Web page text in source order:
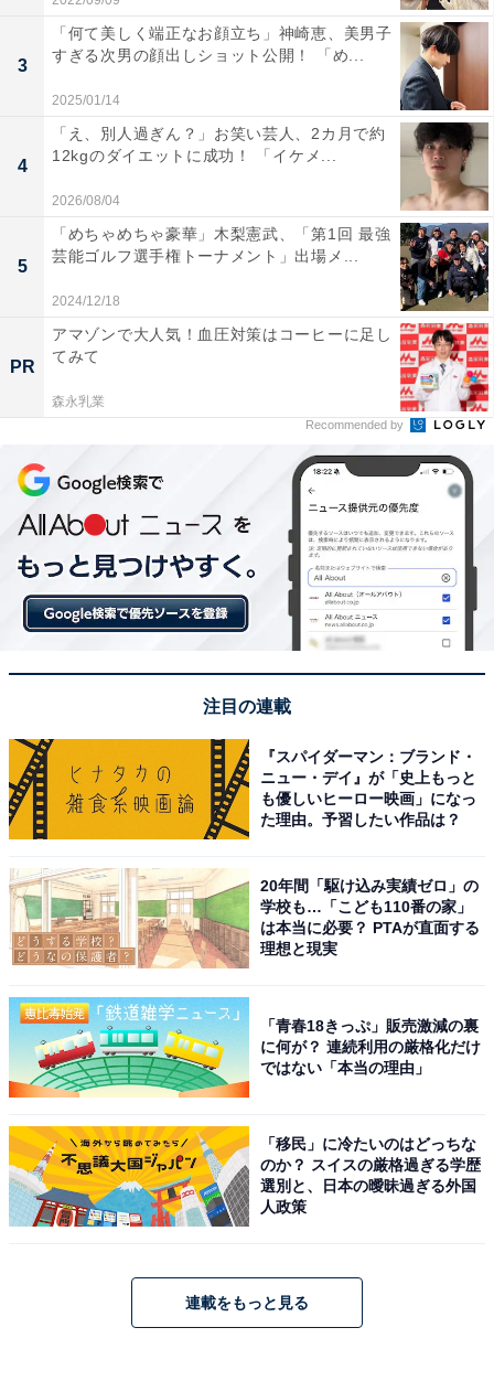
3
「何て美しく端正なお顔立ち」神崎恵、美男子
すぎる次男の顔出しショット公開！ 「め...
2025/01/14
4
「え、別人過ぎん？」お笑い芸人、2カ月で約
12kgのダイエットに成功！ 「イケメ...
2026/08/04
5
「めちゃめちゃ豪華」木梨憲武、「第1回 最強
芸能ゴルフ選手権トーナメント」出場メ...
2024/12/18
PR
アマゾンで大人気！血圧対策はコーヒーに足し
てみて
森永乳業
Recommended by
注目の連載
『スパイダーマン：ブランド・
ニュー・デイ』が「史上もっと
も優しいヒーロー映画」になっ
た理由。予習したい作品は？
20年間「駆け込み実績ゼロ」の
学校も…「こども110番の家」
は本当に必要？ PTAが直面する
理想と現実
「青春18きっぷ」販売激減の裏
に何が？ 連続利用の厳格化だけ
ではない「本当の理由」
「移民」に冷たいのはどっちな
のか？ スイスの厳格過ぎる学歴
選別と、日本の曖昧過ぎる外国
人政策
連載をもっと見る